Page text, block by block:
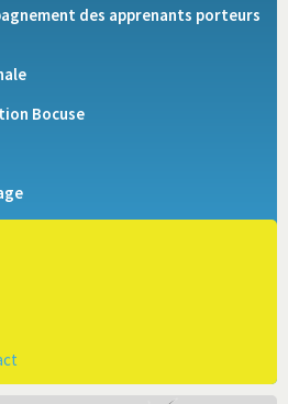
des apprenants porteurs
Bocuse